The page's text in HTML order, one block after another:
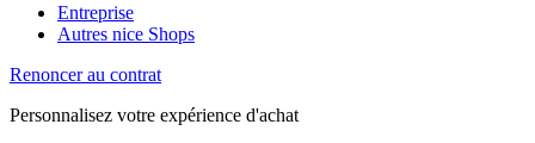
Entreprise
Autres nice Shops
Renoncer au contrat
Personnalisez votre expérience d'achat